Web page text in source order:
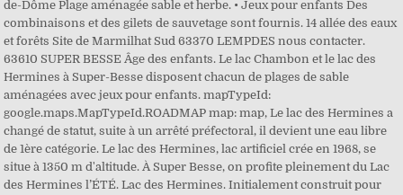
de-Dôme Plage aménagée sable et herbe. • Jeux pour enfants Des
combinaisons et des gilets de sauvetage sont fournis. 14 allée des eaux
et forêts Site de Marmilhat Sud 63370 LEMPDES nous contacter.
63610 SUPER BESSE Âge des enfants. Le lac Chambon et le lac des
Hermines à Super-Besse disposent chacun de plages de sable
aménagées avec jeux pour enfants. mapTypeId:
google.maps.MapTypeId.ROADMAP map: map, Le lac des Hermines a
changé de statut, suite à un arrêté préfectoral, il devient une eau libre
de 1ère catégorie. Le lac des Hermines, lac artificiel crée en 1968, se
situe à 1350 m d'altitude. À Super Besse, on profite pleinement du Lac
des Hermines l’ÉTÉ. Lac des Hermines. Initialement construit pour